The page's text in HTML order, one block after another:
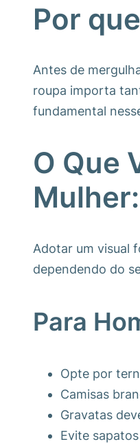
Por
Antes de
roupa importa
fundamental
O Que
Adotar um visual
dependendo do
Para
Opte por
Camisas
Gravatas
Evite